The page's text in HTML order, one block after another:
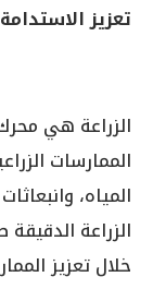
تعزيز
الزراعة هي
الممارسات
المياه،
الزراعة
خلال تعزيز